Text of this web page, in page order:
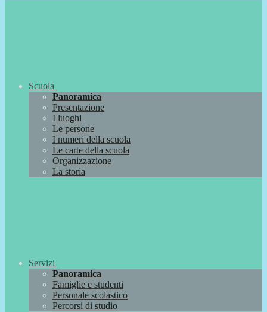
Scuola
Panoramica
Presentazione
I luoghi
Le persone
I numeri della scuola
Le carte della scuola
Organizzazione
La storia
Servizi
Panoramica
Famiglie e studenti
Personale scolastico
Percorsi di studio